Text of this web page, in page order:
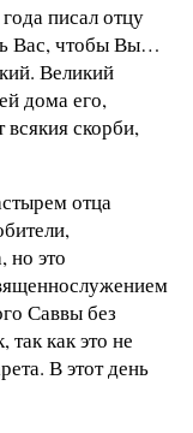
писал отцу
Вас, чтобы Вы…
Великий
дома его,
всякия скорби,
отца
но это
Саввы без
как это не
В этот день